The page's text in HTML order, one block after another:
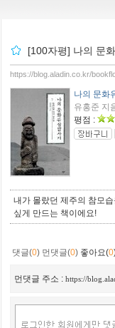
[100자평] 나의 문
https://blog.aladin.co.kr/
나의 문화
유홍준 지
평점 :
내가 몰랐던 제주의 참모
싶게 만드는 책이에요!
댓글(0) 먼댓글(0) 좋아요(0
먼댓글 주소 : https://